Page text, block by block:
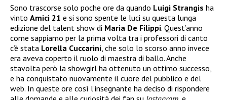
Sono trascorse solo poche ore da quando Luigi Strangis ha
vinto Amici 21 e si sono spente le luci su questa lunga
edizione del talent show di Maria De Filippi. Quest’anno
come sappiamo per la prima volta tra i professori di canto
c’è stata Lorella Cuccarini , che solo lo scorso anno invece
era aveva coperto il ruolo di maestra di ballo. Anche
stavolta però la showgirl ha ottenuto un ottimo successo,
e ha conquistato nuovamente il cuore del pubblico e del
web. In queste ore così l’insegnante ha deciso di rispondere